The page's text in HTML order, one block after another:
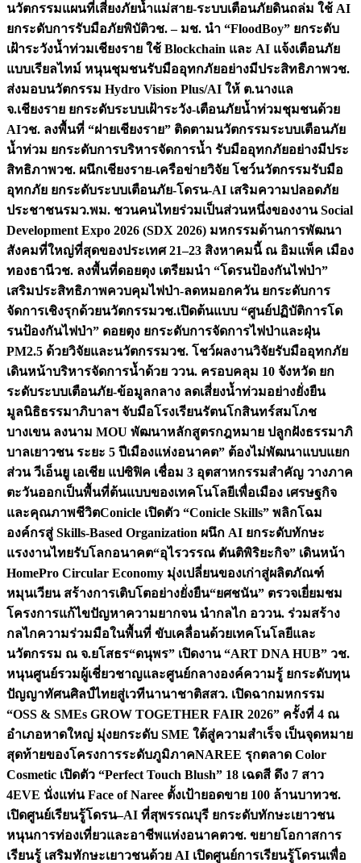
นวัตกรรมแผนที่เสี่ยงภัยน้ำแม่สาย-ระบบเตือนภัยดินถล่ม ใช้ AI
ยกระดับการรับมือภัยพิบัติวช. – มช. นำ “FloodBoy” ยกระดับ
เฝ้าระวังน้ำท่วมเชียงราย ใช้ Blockchain และ AI แจ้งเตือนภัย
แบบเรียลไทม์ หนุนชุมชนรับมืออุทกภัยอย่างมีประสิทธิภาพวช.
ส่งมอบนวัตกรรม Hydro Vision Plus/AI ให้ ต.นางแล
จ.เชียงราย ยกระดับระบบเฝ้าระวัง-เตือนภัยน้ำท่วมชุมชนด้วย
AIวช. ลงพื้นที่ “ฝายเชียงราย” ติดตามนวัตกรรมระบบเตือนภัย
น้ำท่วม ยกระดับการบริหารจัดการน้ำ รับมืออุทกภัยอย่างมีประ
สิทธิภาพวช. ผนึกเชียงราย-เครือข่ายวิจัย โชว์นวัตกรรมรับมือ
อุทกภัย ยกระดับระบบเตือนภัย-โดรน-AI เสริมความปลอดภัย
ประชาชนรมว.พม. ชวนคนไทยร่วมเป็นส่วนหนึ่งของงาน Social
Development Expo 2026 (SDX 2026) มหกรรมด้านการพัฒนา
สังคมที่ใหญ่ที่สุดของประเทศ 21–23 สิงหาคมนี้ ณ อิมแพ็ค เมือง
ทองธานีวช. ลงพื้นที่ดอยตุง เตรียมนำ “โดรนป้องกันไฟป่า”
เสริมประสิทธิภาพควบคุมไฟป่า-ลดหมอกควัน ยกระดับการ
จัดการเชิงรุกด้วยนวัตกรรมวช.เปิดต้นแบบ “ศูนย์ปฏิบัติการโด
รนป้องกันไฟป่า” ดอยตุง ยกระดับการจัดการไฟป่าและฝุ่น
PM2.5 ด้วยวิจัยและนวัตกรรมวช. โชว์ผลงานวิจัยรับมืออุทกภัย
เดินหน้าบริหารจัดการน้ำด้วย ววน. ครอบคลุม 10 จังหวัด ยก
ระดับระบบเตือนภัย-ข้อมูลกลาง ลดเสี่ยงน้ำท่วมอย่างยั่งยืน
มูลนิธิธรรมาภิบาลฯ จับมือโรงเรียนรัตนโกสินทร์สมโภช
บางเขน ลงนาม MOU พัฒนาหลักสูตรกฎหมาย ปลูกฝังธรรมาภิ
บาลเยาวชน ระยะ 5 ปีเมืองแห่งอนาคต” ต้องไม่พัฒนาแบบแยก
ส่วน วีเอ็นยู เอเชีย แปซิฟิค เชื่อม 3 อุตสาหกรรมสำคัญ วางภาค
ตะวันออกเป็นพื้นที่ต้นแบบของเทคโนโลยีเพื่อเมือง เศรษฐกิจ
และคุณภาพชีวิตConicle เปิดตัว “Conicle Skills” พลิกโฉม
องค์กรสู่ Skills-Based Organization ผนึก AI ยกระดับทักษะ
แรงงานไทยรับโลกอนาคต“อุไรวรรณ ตันติพิริยะกิจ” เดินหน้า
HomePro Circular Economy มุ่งเปลี่ยนของเก่าสู่ผลิตภัณฑ์
หมุนเวียน สร้างการเติบโตอย่างยั่งยืน“ยศชนัน” ตรวจเยี่ยมชม
โครงการแก้ไขปัญหาความยากจน นำกลไก อววน. ร่วมสร้าง
กลไกความร่วมมือในพื้นที่ ขับเคลื่อนด้วยเทคโนโลยีและ
นวัตกรรม ณ จ.ยโสธร“ดนุพร” เปิดงาน “ART DNA HUB” วช.
หนุนศูนย์รวมผู้เชี่ยวชาญและศูนย์กลางองค์ความรู้ ยกระดับทุน
ปัญญาทัศนศิลป์ไทยสู่เวทีนานาชาติสสว. เปิดฉากมหกรรม
“OSS & SMEs GROW TOGETHER FAIR 2026” ครั้งที่ 4 ณ
อำเภอหาดใหญ่ มุ่งยกระดับ SME ใต้สู่ความสำเร็จ เป็นจุดหมาย
สุดท้ายของโครงการระดับภูมิภาคNAREE รุกตลาด Color
Cosmetic เปิดตัว “Perfect Touch Blush” 18 เฉดสี ดึง 7 สาว
4EVE นั่งแท่น Face of Naree ตั้งเป้ายอดขาย 100 ล้านบาทวช.
เปิดศูนย์เรียนรู้โดรน–AI ที่สุพรรณบุรี ยกระดับทักษะเยาวชน
หนุนการท่องเที่ยวและอาชีพแห่งอนาคตวช. ขยายโอกาสการ
เรียนรู้ เสริมทักษะเยาวชนด้วย AI เปิดศูนย์การเรียนรู้โดรนเพื่อ